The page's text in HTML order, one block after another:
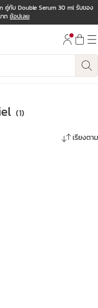
คู่กับ Double Serum 30 ml รับของ
ท ช้อปเลย
(1)
เรียงตาม